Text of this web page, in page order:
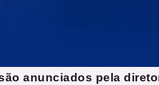
anunciados pela